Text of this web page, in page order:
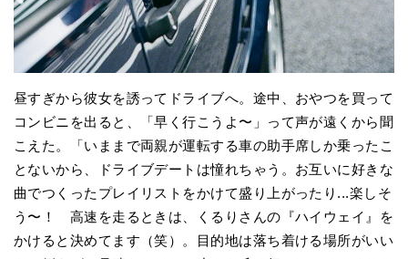
昼すぎから彼女を誘ってドライブへ。途中、おやつを買って
コンビニを出ると、「早く行こうよ〜」って声が遠くから聞
こえた。「いままで両親が運転する車の助手席しか乗ったこ
とないから、ドライブデートは憧れちゃう。お互いに好きな
曲でつくったプレイリストをかけて盛り上がったり...楽しそ
う〜！ 高速を走るときは、くるりさんの『ハイウェイ』を
かけると決めてます（笑）。目的地は落ち着ける場所がいい